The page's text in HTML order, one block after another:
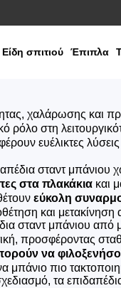
Είδη σπιτιού Έπιπλα
χαλάρωσης και
ρόλο στη
ευέλικτες
σταντ μπάνιου
στα πλακάκια και
εύκολη
και μετακίνηση
σταντ μπάνιου από
προσφέροντας
να
μπάνιο πιο
τα